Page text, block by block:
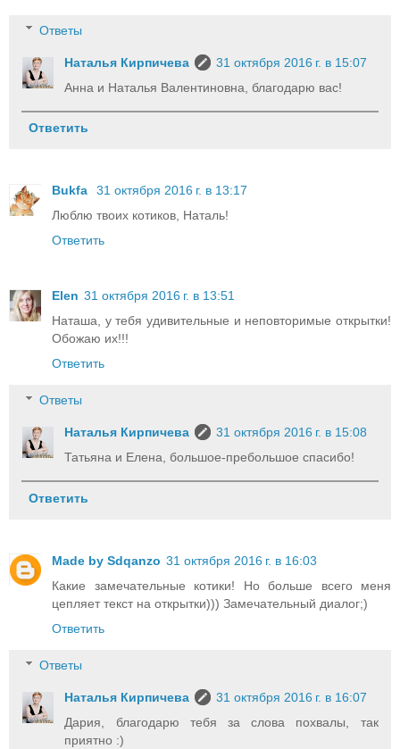
Ответы
Наталья Кирпичева
31 октября 2016 г. в 15:07
Анна и Наталья Валентиновна, благодарю вас!
Ответить
Bukfa
31 октября 2016 г. в 13:17
Люблю твоих котиков, Наталь!
Ответить
Elen 31 октября 2016 г. в 13:51
Наташа, у тебя удивительные и неповторимые открытки!
Обожаю их!!!
Ответить
Ответы
Наталья Кирпичева
31 октября 2016 г. в 15:08
Татьяна и Елена, большое-пребольшое спасибо!
Ответить
Made by Sdqanzo 31 октября 2016 г. в 16:03
Какие замечательные котики! Но больше всего меня
цепляет текст на открытки))) Замечательный диалог;)
Ответить
Ответы
Наталья Кирпичева
31 октября 2016 г. в 16:07
Дария, благодарю тебя за слова похвалы, так
приятно :)